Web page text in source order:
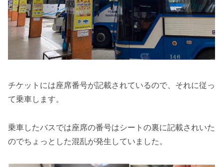
チケットには座席番号が記載されているので、それに従っ
て乗車します。
乗車したバスでは座席の番号はシートの裏に記載されいた
のでちょっとした混乱が発生していました。